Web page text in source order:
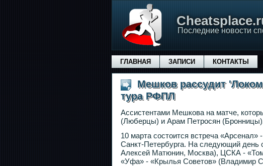
Последние новости
ГЛАВНАЯ ЗАПИСИ КОНТАКТЫ
Мешков рассудит
тура РФПЛ
Ассистентами Мешкова на матче,
(Люберцы) и Арам Петросян
10 марта состоится встреча
Санкт-Петербурга. На следующий день
Алексей Матюнин, Москва), ЦСКА -
«Уфа» - «Крылья Советов» (Владимир